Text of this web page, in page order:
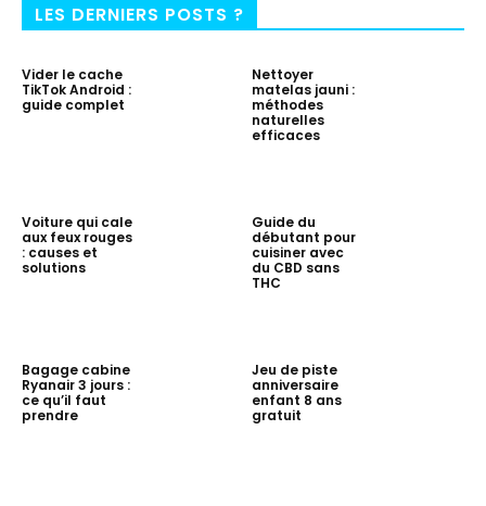
LES DERNIERS POSTS ?
Vider le cache
TikTok Android :
guide complet
Nettoyer
matelas jauni :
méthodes
naturelles
efficaces
Voiture qui cale
aux feux rouges
: causes et
solutions
Guide du
débutant pour
cuisiner avec
du CBD sans
THC
Bagage cabine
Ryanair 3 jours :
ce qu’il faut
prendre
Jeu de piste
anniversaire
enfant 8 ans
gratuit